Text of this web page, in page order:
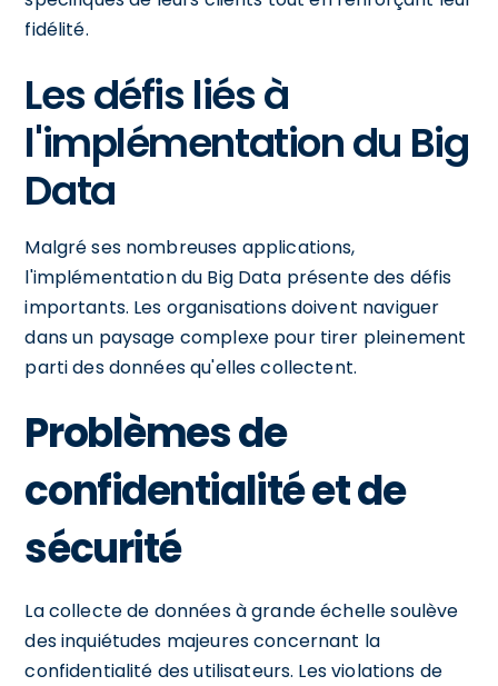
fidélité.
Les défis liés à
l'implémentation du Big
Data
Malgré ses nombreuses applications,
l'implémentation du Big Data présente des défis
importants. Les organisations doivent naviguer
dans un paysage complexe pour tirer pleinement
parti des données qu'elles collectent.
Problèmes de
confidentialité et de
sécurité
La collecte de données à grande échelle soulève
des inquiétudes majeures concernant la
confidentialité des utilisateurs. Les violations de